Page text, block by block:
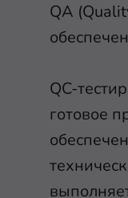
QA
QC-
готовое